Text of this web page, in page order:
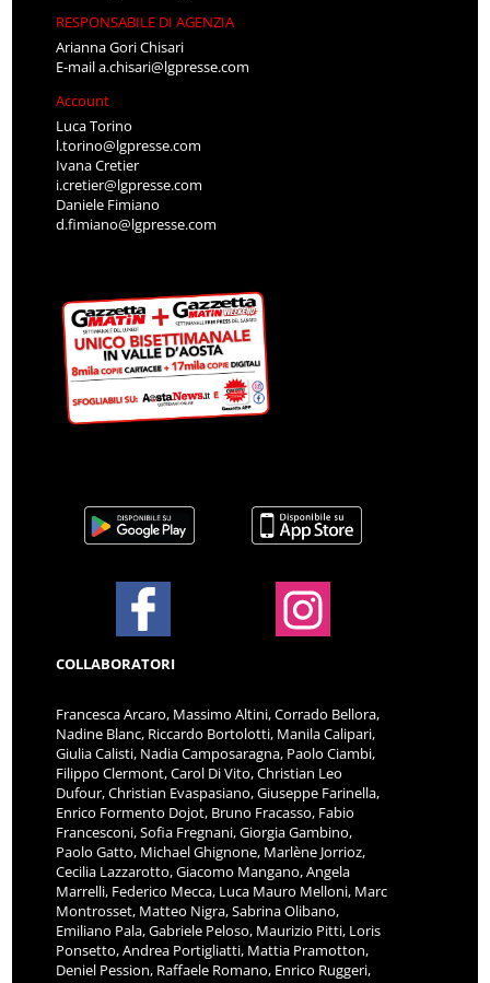
RESPONSABILE DI AGENZIA
Arianna Gori Chisari
E-maila.chisari@lgpresse.com
Account
Luca Torino
l.torino@lgpresse.com
Ivana Cretier
i.cretier@lgpresse.com
Daniele Fimiano
d.fimiano@lgpresse.com
COLLABORATORI
Francesca Arcaro, Massimo Altini, Corrado Bellora,
Nadine Blanc, Riccardo Bortolotti, Manila Calipari,
Giulia Calisti, Nadia Camposaragna, Paolo Ciambi,
Filippo Clermont, Carol Di Vito, Christian Leo
Dufour, Christian Evaspasiano, Giuseppe Farinella,
Enrico Formento Dojot, Bruno Fracasso, Fabio
Francesconi, Sofia Fregnani, Giorgia Gambino,
Paolo Gatto, Michael Ghignone, Marlène Jorrioz,
Cecilia Lazzarotto, Giacomo Mangano, Angela
Marrelli, Federico Mecca, Luca Mauro Melloni, Marc
Montrosset, Matteo Nigra, Sabrina Olibano,
Emiliano Pala, Gabriele Peloso, Maurizio Pitti, Loris
Ponsetto, Andrea Portigliatti, Mattia Pramotton,
Deniel Pession, Raffaele Romano, Enrico Ruggeri,